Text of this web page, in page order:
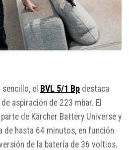
el BVL 5/1 Bp destaca
aspiración de 223 mbar. El
de Kärcher Battery Universe y
de hasta 64 minutos, en función
de la batería de 36 voltios.